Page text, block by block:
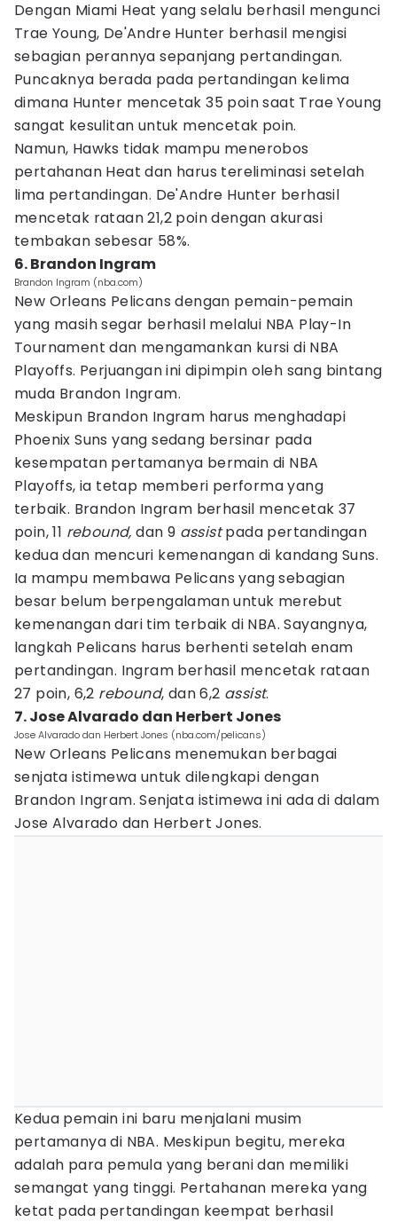
Dengan Miami Heat yang selalu berhasil mengunci
Trae Young, De'Andre Hunter berhasil mengisi
sebagian perannya sepanjang pertandingan.
Puncaknya berada pada pertandingan kelima
dimana Hunter mencetak 35 poin saat Trae Young
sangat kesulitan untuk mencetak poin.
Namun, Hawks tidak mampu menerobos
pertahanan Heat dan harus tereliminasi setelah
lima pertandingan. De'Andre Hunter berhasil
mencetak rataan 21,2 poin dengan akurasi
tembakan sebesar 58%.
6. Brandon Ingram
Brandon Ingram (nba.com)
New Orleans Pelicans dengan pemain-pemain
yang masih segar berhasil melalui NBA Play-In
Tournament dan mengamankan kursi di NBA
Playoffs. Perjuangan ini dipimpin oleh sang bintang
muda Brandon Ingram.
Meskipun Brandon Ingram harus menghadapi
Phoenix Suns yang sedang bersinar pada
kesempatan pertamanya bermain di NBA
Playoffs, ia tetap memberi performa yang
terbaik. Brandon Ingram berhasil mencetak 37
poin, 11 rebound,dan 9 assistpada pertandingan
kedua dan mencuri kemenangan di kandang Suns.
Ia mampu membawa Pelicans yang sebagian
besar belum berpengalaman untuk merebut
kemenangan dari tim terbaik di NBA. Sayangnya,
langkah Pelicans harus berhenti setelah enam
pertandingan. Ingram berhasil mencetak rataan
27 poin, 6,2 rebound, dan 6,2 assist.
7. Jose Alvarado dan Herbert Jones
Jose Alvarado dan Herbert Jones (nba.com/pelicans)
New Orleans Pelicans menemukan berbagai
senjata istimewa untuk dilengkapi dengan
Brandon Ingram. Senjata istimewa ini ada di dalam
Jose Alvarado dan Herbert Jones.
Kedua pemain ini baru menjalani musim
pertamanya di NBA. Meskipun begitu, mereka
adalah para pemula yang berani dan memiliki
semangat yang tinggi. Pertahanan mereka yang
ketat pada pertandingan keempat berhasil